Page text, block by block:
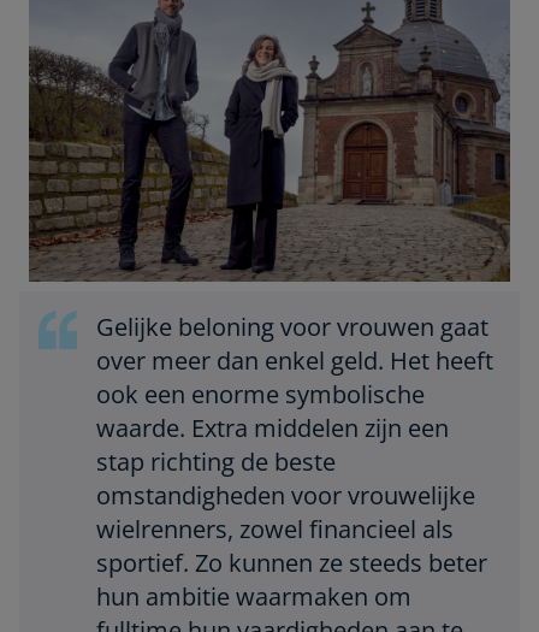
Gelijke beloning voor vrouwen gaat
over meer dan enkel geld. Het heeft
ook een enorme symbolische
waarde. Extra middelen zijn een
stap richting de beste
omstandigheden voor vrouwelijke
wielrenners, zowel financieel als
sportief. Zo kunnen ze steeds beter
hun ambitie waarmaken om